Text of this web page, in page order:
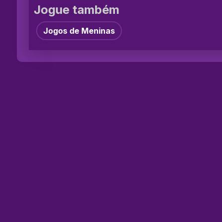
Jogue também
Jogos de Meninas